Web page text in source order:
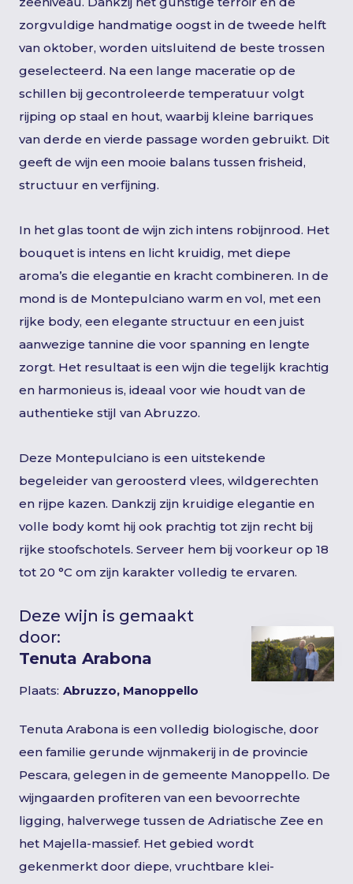
zorgvuldige handmatige oogst in de tweede helft
van oktober, worden uitsluitend de beste trossen
geselecteerd. Na een lange maceratie op de
schillen bij gecontroleerde temperatuur volgt
rijping op staal en hout, waarbij kleine barriques
van derde en vierde passage worden gebruikt. Dit
geeft de wijn een mooie balans tussen frisheid,
structuur en verfijning.
In het glas toont de wijn zich intens robijnrood. Het
bouquet is intens en licht kruidig, met diepe
aroma’s die elegantie en kracht combineren. In de
mond is de Montepulciano warm en vol, met een
rijke body, een elegante structuur en een juist
aanwezige tannine die voor spanning en lengte
zorgt. Het resultaat is een wijn die tegelijk krachtig
en harmonieus is, ideaal voor wie houdt van de
authentieke stijl van Abruzzo.
Deze Montepulciano is een uitstekende
begeleider van geroosterd vlees, wildgerechten
en rijpe kazen. Dankzij zijn kruidige elegantie en
volle body komt hij ook prachtig tot zijn recht bij
rijke stoofschotels. Serveer hem bij voorkeur op 18
tot 20 °C om zijn karakter volledig te ervaren.
Deze wijn is gemaakt
door:
Tenuta Arabona
Plaats: Abruzzo, Manoppello
Tenuta Arabona is een volledig biologische, door
een familie gerunde wijnmakerij in de provincie
Pescara, gelegen in de gemeente Manoppello. De
wijngaarden profiteren van een bevoorrechte
ligging, halverwege tussen de Adriatische Zee en
het Majella-massief. Het gebied wordt
gekenmerkt door diepe, vruchtbare klei-